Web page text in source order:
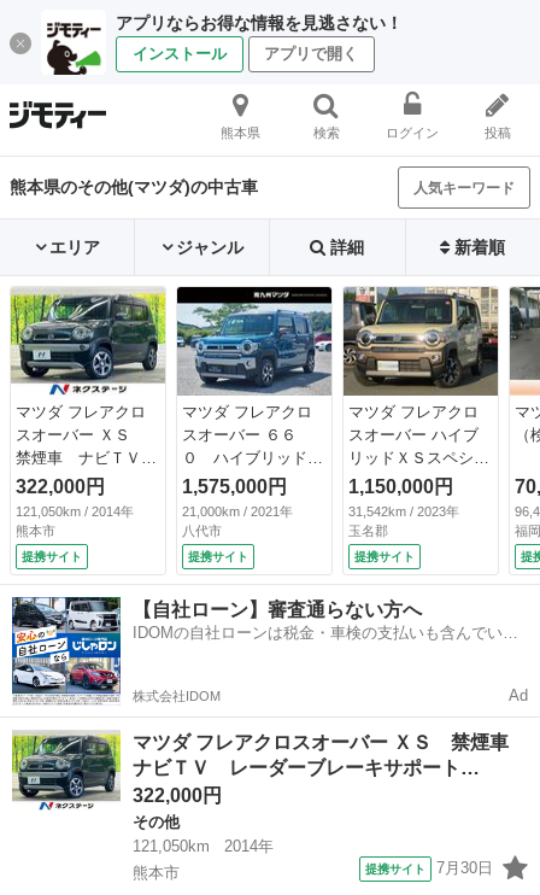
アプリならお得な情報を見逃さない！
インストール アプリで開く
熊本県 検索 ログイン 投稿
熊本県のその他(マツダ)の中古車 人気キーワード
エリア ジャンル 詳細 新着順
マツダ フレアクロ
スオーバー ＸＳ
禁煙車 ナビＴＶ
レーダーブレーキサ
ポート ＨＩＤヘッ
ド 純正１５インチ
ＡＷ ルーフレー
ル ＥＴＣ Ｂｌｕ
ｅｔｏｏｔｈ スマ
ートキー オートラ
イト オートエアコ
ン シートヒータ
ー 革巻ステアリン
グ （検9.4）
322,000円
121,050km / 2014年
熊本市
提携サイト
マツダ フレアクロ
スオーバー ６６
０ ハイブリッド
ＸＴ スペシャル
４ＷＤ 自社下取
自社保証２年走行無
制限 （車検整備
付）
1,575,000円
21,000km / 2021年
八代市
提携サイト
マツダ フレアクロ
スオーバー ハイブ
リッドＸＳスペシャ
ル ブレーキサポー
ト 純正８インチナ
ビ 全方位カメラ
Ｂｌｕｅｔｏｏｔ
ｈ ＥＴＣ フルセ
グテレビ シートヒ
ーター ＬＥＤヘッ
ドライト スマート
1,150,000円
31,542km / 2023年
玉名郡
提携サイト
マ
福
提
【自社ローン】審査通らない方へ
IDOMの自社ローンは税金・車検の支払いも含んでいる
株式会社IDOM Ad
マツダ フレアクロスオーバー ＸＳ 禁煙車
ナビＴＶ レーダーブレーキサポート…
322,000円
その他
121,050km
2014年
熊本市
提携サイト 7月30日